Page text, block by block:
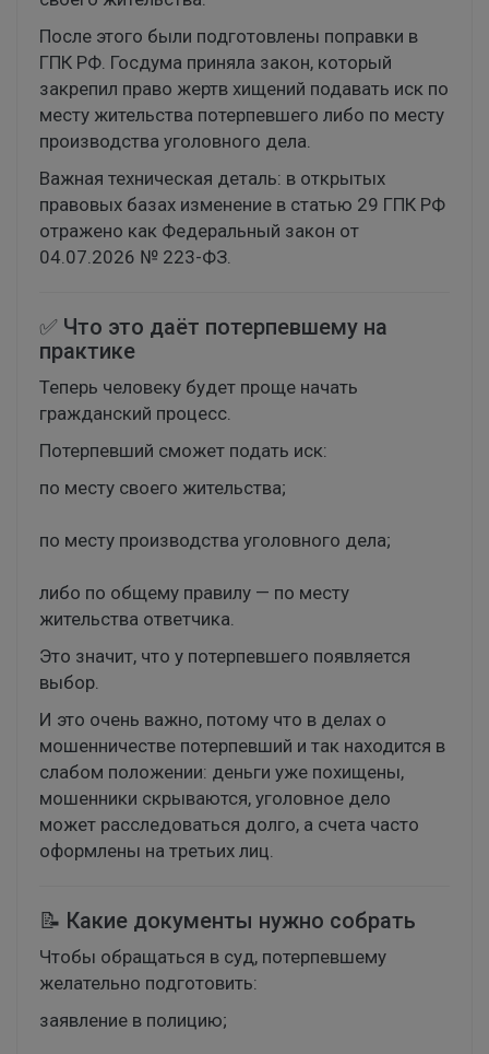
После этого были подготовлены поправки в
ГПК РФ. Госдума приняла закон, который
закрепил право жертв хищений подавать иск по
месту жительства потерпевшего либо по месту
производства уголовного дела.
Важная техническая деталь: в открытых
правовых базах изменение в статью 29 ГПК РФ
отражено как Федеральный закон от
04.07.2026 № 223-ФЗ.
✅ Что это даёт потерпевшему на
практике
Теперь человеку будет проще начать
гражданский процесс.
Потерпевший сможет подать иск:
по месту своего жительства;
по месту производства уголовного дела;
либо по общему правилу — по месту
жительства ответчика.
Это значит, что у потерпевшего появляется
выбор.
И это очень важно, потому что в делах о
мошенничестве потерпевший и так находится в
слабом положении: деньги уже похищены,
мошенники скрываются, уголовное дело
может расследоваться долго, а счета часто
оформлены на третьих лиц.
📝 Какие документы нужно собрать
Чтобы обращаться в суд, потерпевшему
желательно подготовить:
заявление в полицию;